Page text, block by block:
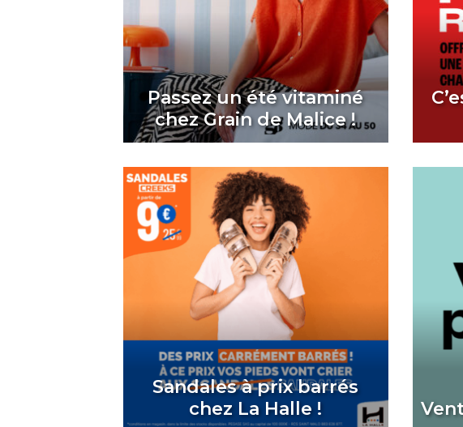
Passez un été vitaminé
chez Grain de Malice !
Sandales à prix barrés
chez La Halle !